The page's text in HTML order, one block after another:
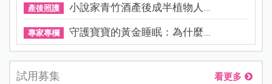
產後照護 小說家青竹酒產後成半植物人...
專家專欄 守護寶寶的黃金睡眠：為什麼...
試用募集 看更多